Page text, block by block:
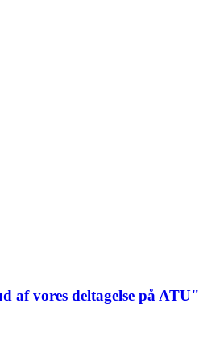
af vores deltagelse på ATU"